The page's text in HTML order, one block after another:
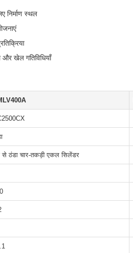
निर्माण स्थल
खेल गतिविधियाँ
से ठंडा चार-तकड़ी एकल सिलेंडर